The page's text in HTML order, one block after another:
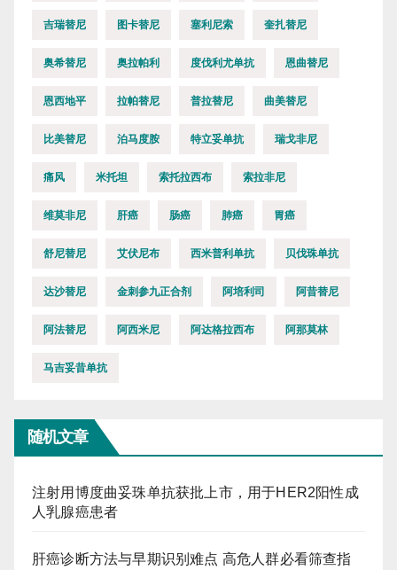
吉瑞替尼 图卡替尼 塞利尼索 奎扎替尼
奥希替尼 奥拉帕利 度伐利尤单抗 恩曲替尼
恩西地平 拉帕替尼 普拉替尼 曲美替尼
比美替尼 泊马度胺 特立妥单抗 瑞戈非尼
痛风 米托坦 索托拉西布 索拉非尼
维莫非尼 肝癌 肠癌 肺癌 胃癌
舒尼替尼 艾伏尼布 西米普利单抗 贝伐珠单抗
达沙替尼 金刺参九正合剂 阿培利司 阿昔替尼
阿法替尼 阿西米尼 阿达格拉西布 阿那莫林
马吉妥昔单抗
随机文章
注射用博度曲妥珠单抗获批上市，用于HER2阳性成
人乳腺癌患者
肝癌诊断方法与早期识别难点 高危人群必看筛查指